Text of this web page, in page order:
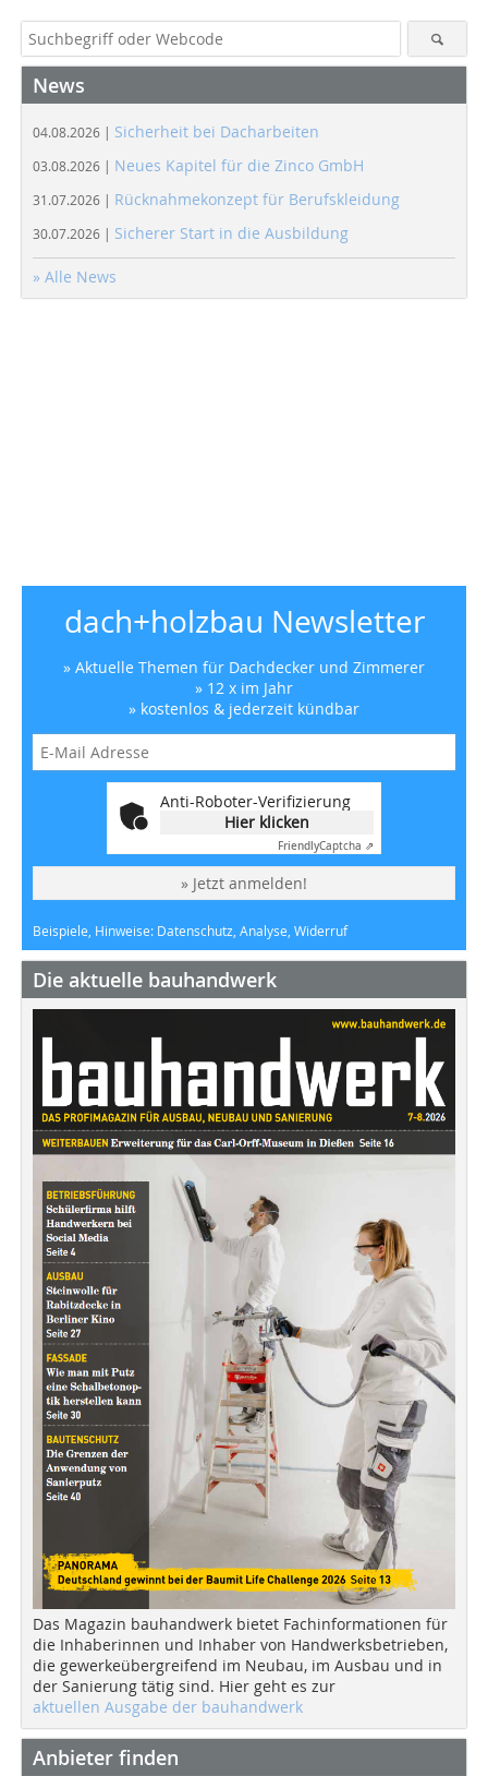
News
04.08.2026 | Sicherheit bei Dacharbeiten
03.08.2026 | Neues Kapitel für die Zinco GmbH
31.07.2026 | Rücknahmekonzept für Berufskleidung
30.07.2026 | Sicherer Start in die Ausbildung
» Alle News
dach+holzbau Newsletter
» Aktuelle Themen für Dachdecker und Zimmerer
» 12 x im Jahr
» kostenlos & jederzeit kündbar
Anti-Roboter-Verifizierung
Hier klicken
FriendlyCaptcha ⇗
» Jetzt anmelden!
Beispiele, Hinweise: Datenschutz, Analyse, Widerruf
Die aktuelle bauhandwerk
Das Magazin bauhandwerk bietet Fachinformationen für
die Inhaberinnen und Inhaber von Handwerksbetrieben,
die gewerkeübergreifend im Neubau, im Ausbau und in
der Sanierung tätig sind. Hier geht es zur
aktuellen Ausgabe der bauhandwerk
Anbieter finden